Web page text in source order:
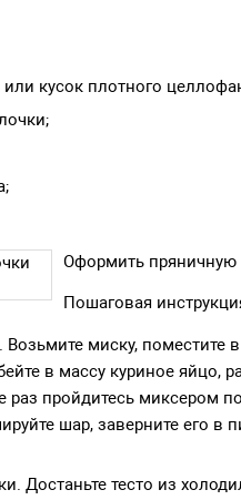
кусок плотного
Оформить
Пошаговая
Возьмите миску,
в массу куриное
раз пройдитесь миксером
шар, заверните его в
Достаньте тесто из